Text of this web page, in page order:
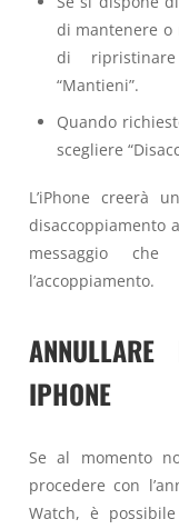
di mantenere o
di ripristinare
“Mantieni”.
Quando
scegliere
L’iPhone creerà
disaccoppiamento
messaggio
l’accoppiamento.
ANNULLARE
IPHONE
Se al momento
procedere con
Watch, è